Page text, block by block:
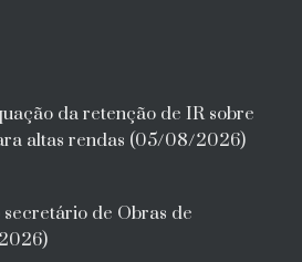
da retenção de IR sobre
altas rendas (05/08/2026)
de Obras de